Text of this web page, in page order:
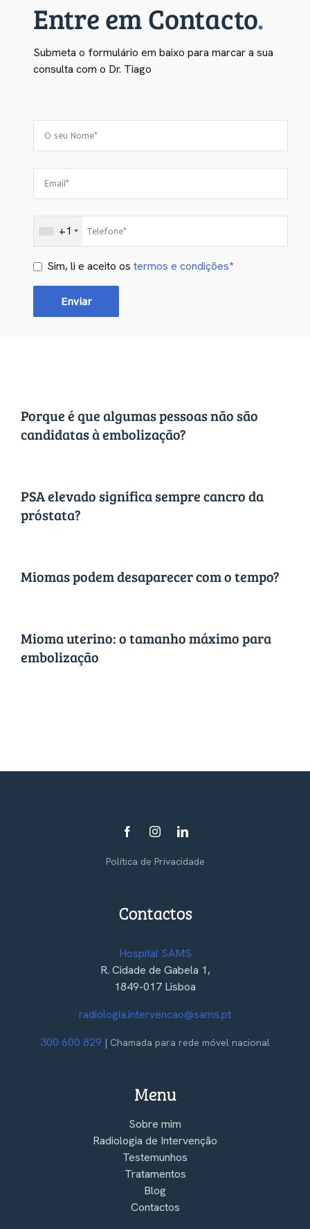
Entre em Contacto.
Submeta o formulário em baixo para marcar a sua
consulta com o Dr. Tiago
+1
Sim, li e aceito os termos e condições*
Porque é que algumas pessoas não são
candidatas à embolização?
PSA elevado significa sempre cancro da
próstata?
Miomas podem desaparecer com o tempo?
Mioma uterino: o tamanho máximo para
embolização
Política de Privacidade
Contactos
Hospital SAMS
R. Cidade de Gabela 1,
1849-017 Lisboa
radiologia.intervencao@sams.pt
300 600 829 | Chamada para rede móvel nacional
Menu
Sobre mim
Radiologia de Intervenção
Testemunhos
Tratamentos
Blog
Contactos